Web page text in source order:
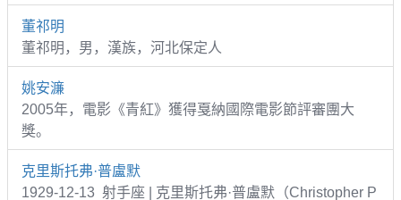
董祁明
董祁明，男，漢族，河北保定人
姚安濂
2005年，電影《青紅》獲得戛納國際電影節評審團大
獎。
克里斯托弗·普盧默
1929-12-13 射手座 | 克里斯托弗·普盧默（Christopher P